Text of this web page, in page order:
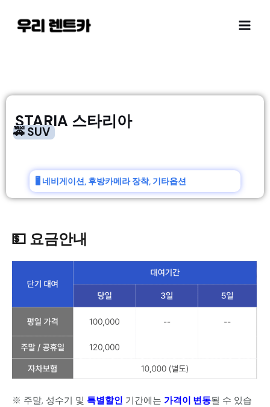
STARIA 스타리아
🚕 SUV
🖥️ 네비게이션, 후방카메라 장착, 기타옵션
💵 요금안내
※ 주말, 성수기 및 특별할인 기간에는 가격이 변동될 수 있습